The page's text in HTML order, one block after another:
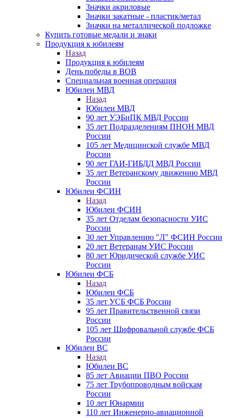
Значки акриловые
Значки закатные - пластик/метал
Значки на металлической подложке
Купить готовые медали и знаки
Продукция к юбилеям
Назад
Продукция к юбилеям
День победы в ВОВ
Специальная военная операция
Юбилеи МВД
Назад
Юбилеи МВД
90 лет УЭБиПК МВД России
35 лет Подразделениям ПНОН МВД
России
105 лет Медицинской службе МВД
России
90 лет ГАИ-ГИБДД МВД России
35 лет Ветеранскому движению МВД
России
Юбилеи ФСИН
Назад
Юбилеи ФСИН
35 лет Отделам безопасности УИС
России
30 лет Управлению "Л" ФСИН России
20 лет Ветеранам УИС России
80 лет Юридической службе УИС
России
Юбилеи ФСБ
Назад
Юбилеи ФСБ
35 лет УСБ ФСБ России
95 лет Правительственной связи
России
105 лет Шифровальной службе ФСБ
России
Юбилеи ВС
Назад
Юбилеи ВС
85 лет Авиации ПВО России
75 лет Трубопроводным войскам
России
10 лет Юнармии
110 лет Инженерно-авиационной